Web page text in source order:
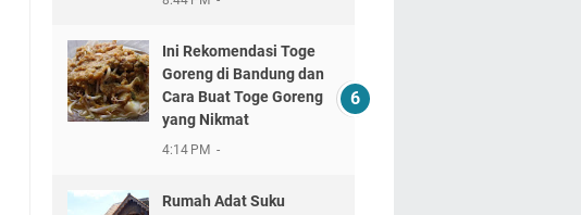
Ini Rekomendasi Toge
Goreng di Bandung dan
Cara Buat Toge Goreng
yang Nikmat
4:14 PM
Rumah Adat Suku